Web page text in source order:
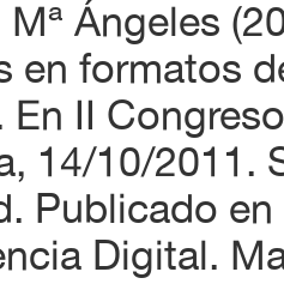
Ángeles
en formatos
En II
14/10/2011.
Publicado
Digital.